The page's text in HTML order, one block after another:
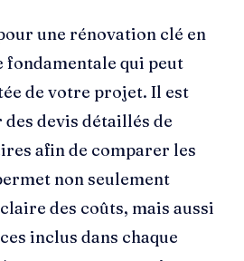
une rénovation clé en
fondamentale qui peut
de votre projet. Il est
des devis détaillés de
afin de comparer les
non seulement
des coûts, mais aussi
inclus dans chaque